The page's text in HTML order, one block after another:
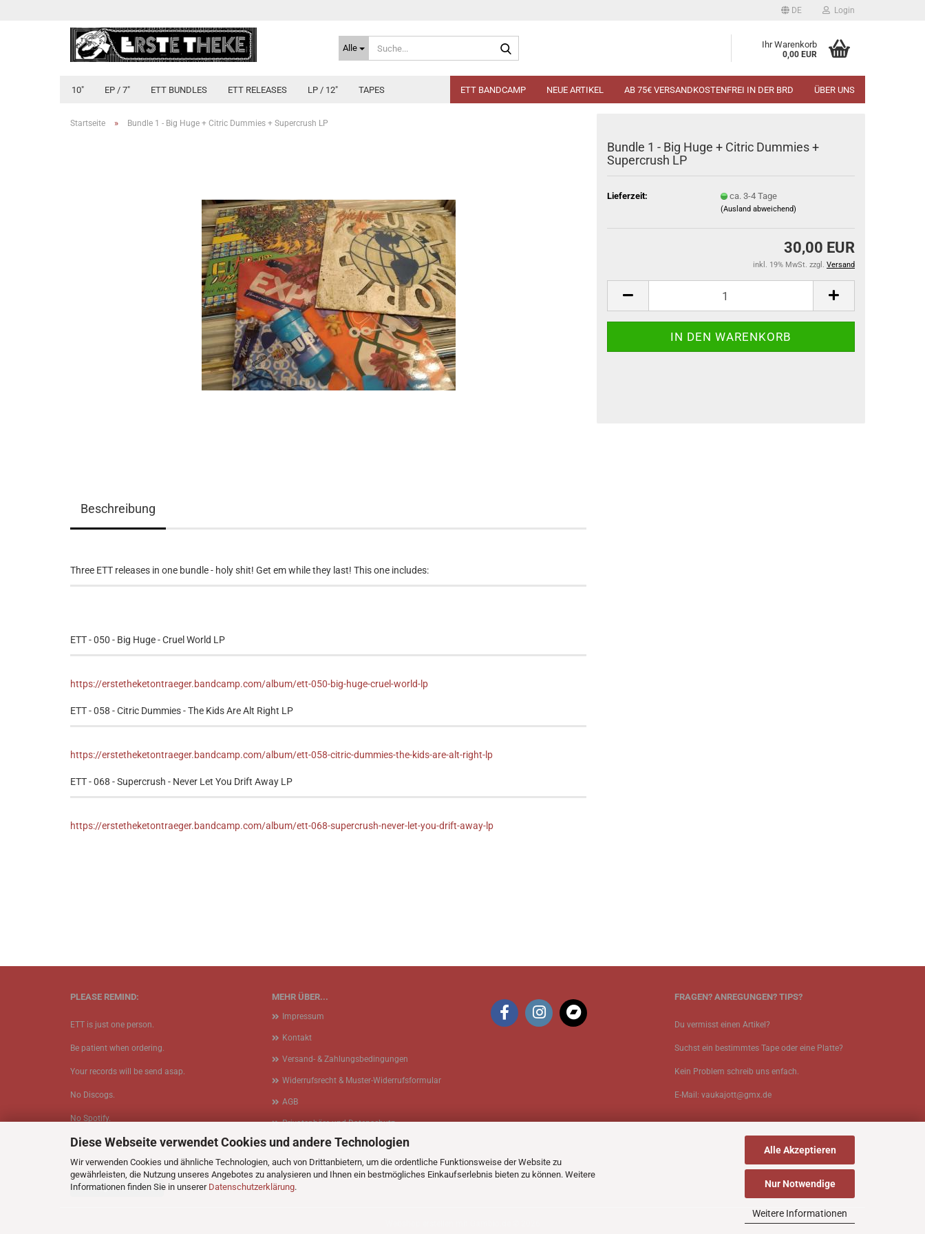
Diese Webseite verwendet Cookies und andere Technologien
Wir verwenden Cookies und ähnliche Technologien, auch von Drittanbietern, um die ordentliche Funktionsweise der Website zu
gewährleisten, die Nutzung unseres Angebotes zu analysieren und Ihnen ein bestmögliches Einkaufserlebnis bieten zu können. Weitere
Informationen finden Sie in unserer Datenschutzerklärung.
Alle Akzeptieren
Nur Notwendige
Weitere Informationen
DE Login
Alle Ihr Warenkorb
0,00 EUR
10" EP / 7" ETT BUNDLES ETT RELEASES LP / 12" TAPES ETT BANDCAMP NEUE ARTIKEL AB 75€ VERSANDKOSTENFREI IN DER BRD ÜBER UNS
Startseite » Bundle 1 - Big Huge + Citric Dummies + Supercrush LP
Bundle 1 - Big Huge + Citric Dummies +
Supercrush LP
Lieferzeit: ca. 3-4 Tage
(Ausland abweichend)
30,00 EUR
inkl. 19% MwSt. zzgl. Versand
Beschreibung
Three ETT releases in one bundle - holy shit! Get em while they last! This one includes:
ETT - 050 - Big Huge - Cruel World LP
https://erstetheketontraeger.bandcamp.com/album/ett-050-big-huge-cruel-world-lp
ETT - 058 - Citric Dummies - The Kids Are Alt Right LP
https://erstetheketontraeger.bandcamp.com/album/ett-058-citric-dummies-the-kids-are-alt-right-lp
ETT - 068 - Supercrush - Never Let You Drift Away LP
https://erstetheketontraeger.bandcamp.com/album/ett-068-supercrush-never-let-you-drift-away-lp
MEHR ÜBER...
Impressum
Kontakt
Versand- & Zahlungsbedingungen
Widerrufsrecht & Muster-Widerrufsformular
AGB
Privatsphäre und Datenschutz
Cookie Einstellungen
FRAGEN? ANREGUNGEN? TIPS?
Du vermisst einen Artikel?
Suchst ein bestimmtes Tape oder eine Platte?
Kein Problem schreib uns enfach.
E-Mail: vaukajott@gmx.de
PLEASE REMIND:
ETT is just one person.
Be patient when ordering.
Your records will be send asap.
No Discogs.
No Spotify.
No Bullshit.
Vertrag widerrufen